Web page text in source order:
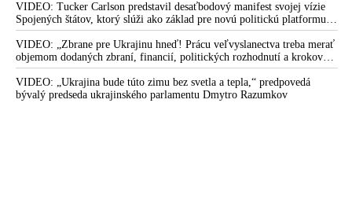
VIDEO: Tucker Carlson predstavil desaťbodový manifest svojej vízie
Spojených štátov, ktorý slúži ako základ pre novú politickú platformu
odštiepeneckej frakcie hnutia MAGA
VIDEO: „Zbrane pre Ukrajinu hneď! Prácu veľvyslanectva treba merať
objemom dodaných zbraní, financií, politických rozhodnutí a krokov
tlaku na nepriateľa,“ povedal Volodymyr Zelenskyj zhromaždeným
ukrajinským diplomatom v Kyjeve. Donald Trump mu potom odkázal,
že USA Ukrajine nedodajú protiraketové systémy Patriot
VIDEO: „Ukrajina bude túto zimu bez svetla a tepla,“ predpovedá
bývalý predseda ukrajinského parlamentu Dmytro Razumkov